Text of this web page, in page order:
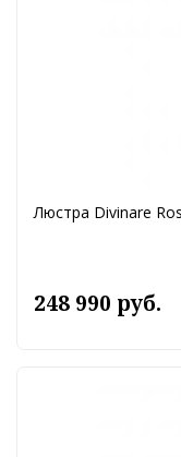
Люстра Divinare
248 990 руб.